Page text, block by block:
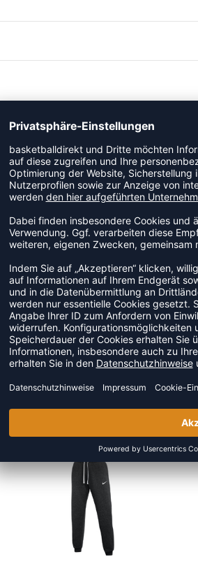
Warm-Up. Diese Hose bietet dank
warm, was sie sehr angenehm zu
Schließlich verfügt die Hose
Passform
ZULETZT
AUS DER